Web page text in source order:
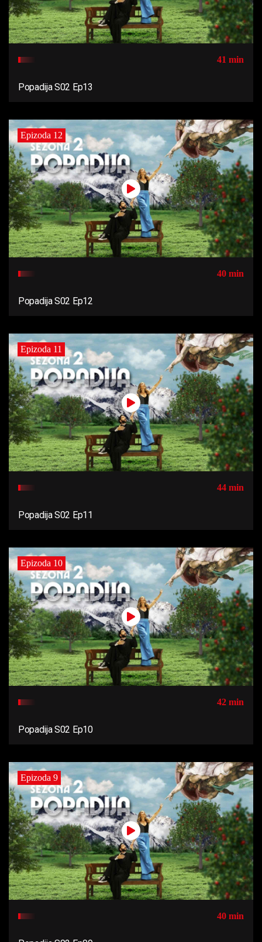
41 min
Popadija S02 Ep13
Epizoda 12
40 min
Popadija S02 Ep12
Epizoda 11
44 min
Popadija S02 Ep11
Epizoda 10
42 min
Popadija S02 Ep10
Epizoda 9
40 min